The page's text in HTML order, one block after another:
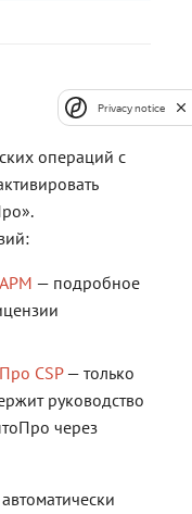
операций с
— подробное
CSP— только
руководство
через
Privacy notice